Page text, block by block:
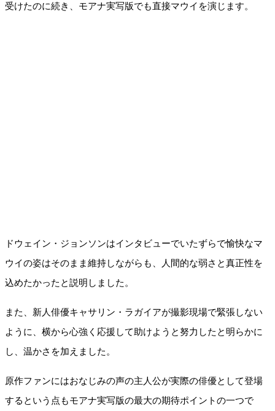
受けたのに続き、モアナ実写版でも直接マウイを演じます。
ドウェイン・ジョンソンはインタビューでいたずらで愉快なマ
ウイの姿はそのまま維持しながらも、人間的な弱さと真正性を
込めたかったと説明しました。
また、新人俳優キャサリン・ラガイアが撮影現場で緊張しない
ように、横から心強く応援して助けようと努力したと明らかに
し、温かさを加えました。
原作ファンにはおなじみの声の主人公が実際の俳優として登場
するという点もモアナ実写版の最大の期待ポイントの一つで